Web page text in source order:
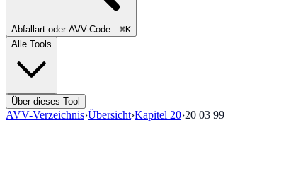
Abfallart oder AVV-Code…⌘K
Alle Tools
Über dieses Tool
AVV-Verzeichnis›Übersicht›Kapitel 20›20 03 99